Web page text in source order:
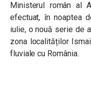
Ministerul român al
efectuat, în noaptea
iulie, o nouă serie de
zona localităților
fluviale cu România.